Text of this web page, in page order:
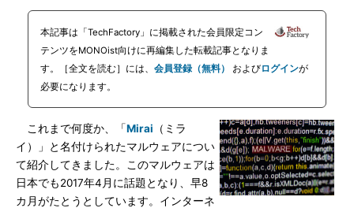
本記事は「TechFactory」に掲載された会員限定コン
テンツをMONOist向けに再編集した転載記事となりま
す。［全文を読む］には、 会員登録（無料） およびログインが
必要になります。
これまで何度か、「Mirai （ミラ
イ）」と名付けられたマルウェアについ
て紹介してきました。このマルウェアは
日本でも2017年4月に話題となり、早8
カ月がたとうとしています。インターネ